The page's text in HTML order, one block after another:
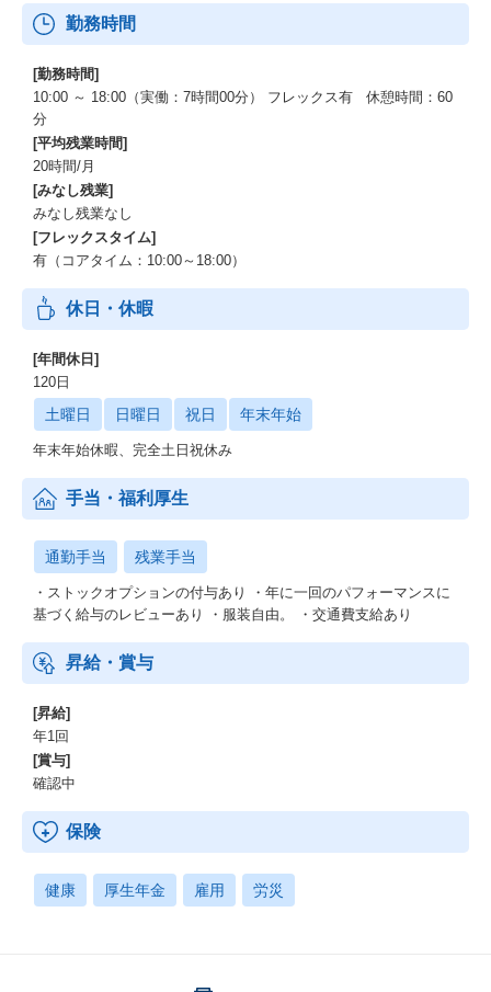
勤務時間
[勤務時間]
10:00 ～ 18:00（実働：7時間00分） フレックス有 休憩時間：60
分
[平均残業時間]
20時間/月
[みなし残業]
みなし残業なし
[フレックスタイム]
有（コアタイム：10:00～18:00）
休日・休暇
[年間休日]
120日
土曜日 日曜日 祝日 年末年始
年末年始休暇、完全土日祝休み
手当・福利厚生
通勤手当 残業手当
・ストックオプションの付与あり ・年に一回のパフォーマンスに
基づく給与のレビューあり ・服装自由。 ・交通費支給あり
昇給・賞与
[昇給]
年1回
[賞与]
確認中
保険
健康 厚生年金 雇用 労災